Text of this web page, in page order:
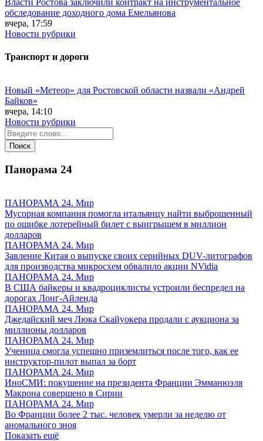
обследование доходного дома Емельянова
вчера, 17:59
Новости рубрики
Транспорт и дороги
Новый «Метеор» для Ростовской области назвали «Андрей
Байков»
вчера, 14:10
Новости рубрики
Панорама 24
ПАНОРАМА 24. Мир
Мусорная компания помогла итальянцу найти выброшенный
по ошибке лотерейный билет с выигрышем в миллион
долларов
ПАНОРАМА 24. Мир
Завление Китая о выпуске своих серийных DUV-литографов
для производства микросхем обвалило акции NVidia
ПАНОРАМА 24. Мир
В США байкеры и квадроциклисты устроили беспредел на
дорогах Лонг-Айленда
ПАНОРАМА 24. Мир
Джедайский меч Люка Скайуокера продали с аукциона за
миллионы долларов
ПАНОРАМА 24. Мир
Ученица смогла успешно приземлиться после того, как ее
инструктор-пилот выпал за борт
ПАНОРАМА 24. Мир
ИноСМИ: покушение на президента Франции Эмманюэля
Макрона совершено в Сирии
ПАНОРАМА 24. Мир
Во Франции более 2 тыс. человек умерли за неделю от
аномального зноя
Показать ещё